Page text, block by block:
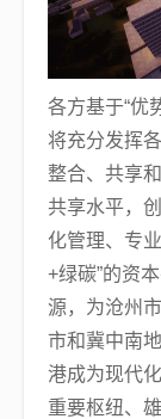
各方基于“优
将充分发挥
整合、共享
共享水平，
化管理、专
+绿碳”的资
源，为沧州
市和冀中南
港成为现代
重要枢纽、